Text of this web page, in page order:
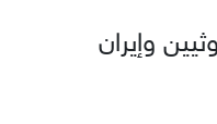
وإيران